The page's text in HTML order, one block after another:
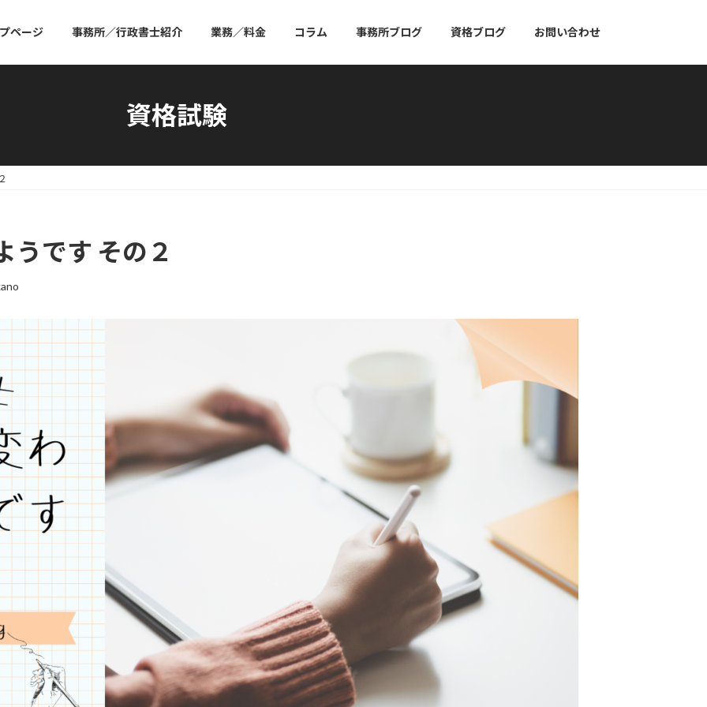
ページ 事務所／行政書士紹介 業務／料金 コラム 事務所ブログ 資格ブログ お問い合わせ
資格試験
うです その２